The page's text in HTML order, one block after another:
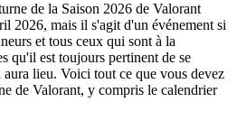
de la Saison 2026 de Valorant
2026, mais il s'agit d'un événement si
et tous ceux qui sont à la
qu'il est toujours pertinent de se
lieu. Voici tout ce que vous devez
de Valorant, y compris le calendrier